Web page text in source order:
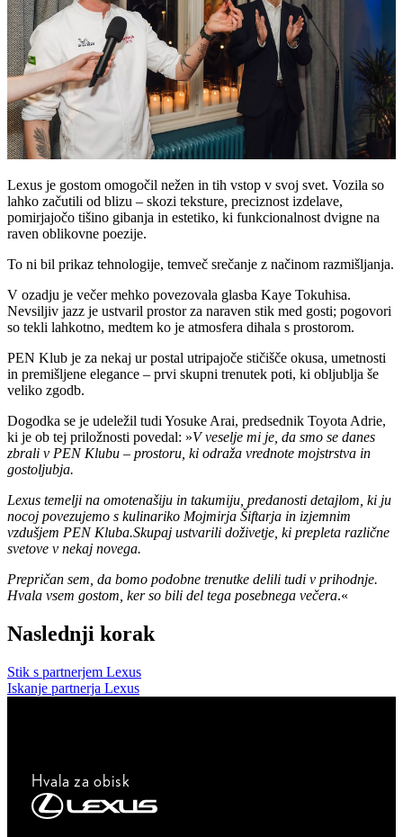
Lexus je gostom omogočil nežen in tih vstop v svoj svet. Vozila so
lahko začutili od blizu – skozi teksture, preciznost izdelave,
pomirjajočo tišino gibanja in estetiko, ki funkcionalnost dvigne na
raven oblikovne poezije.
To ni bil prikaz tehnologije, temveč srečanje z načinom razmišljanja.
V ozadju je večer mehko povezovala glasba Kaye Tokuhisa.
Nevsiljiv jazz je ustvaril prostor za naraven stik med gosti; pogovori
so tekli lahkotno, medtem ko je atmosfera dihala s prostorom.
PEN Klub je za nekaj ur postal utripajoče stičišče okusa, umetnosti
in premišljene elegance – prvi skupni trenutek poti, ki obljublja še
veliko zgodb.
Dogodka se je udeležil tudi Yosuke Arai, predsednik Toyota Adrie,
ki je ob tej priložnosti povedal: »V veselje mi je, da smo se danes
zbrali v PEN Klubu – prostoru, ki odraža vrednote mojstrstva in
gostoljubja.
Lexus temelji na omotenašiju in takumiju, predanosti detajlom, ki ju
nocoj povezujemo s kulinariko Mojmirja Šiftarja in izjemnim
vzdušjem PEN Kluba.Skupaj ustvarili doživetje, ki prepleta različne
svetove v nekaj novega.
Prepričan sem, da bomo podobne trenutke delili tudi v prihodnje.
Hvala vsem gostom, ker so bili del tega posebnega večera.«
Naslednji korak
Stik s partnerjem Lexus
Iskanje partnerja Lexus
Hvala za obisk